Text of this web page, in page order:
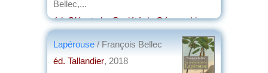
Bellec,...
éd. Glénat ; La Société de Géographie,
Lapérouse / François Bellec
éd. Tallandier, 2018